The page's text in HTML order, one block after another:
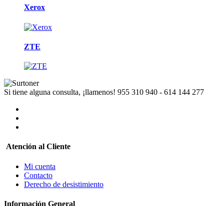
Xerox
ZTE
Si tiene alguna consulta, ¡llamenos! 955 310 940 - 614 144 277
Atención al Cliente
Mi cuenta
Contacto
Derecho de desistimiento
Información General